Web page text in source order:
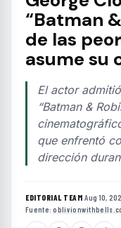
“Batman
de las
asume su
El actor
“Batman &
que enfrentó
dirección
EDITORIAL TEAM·Aug 10,
Fuente: